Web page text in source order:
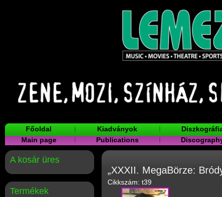
Főoldal Kiadványok
Main page
Publications
A kosár üres
Termékek
„XXXII. MegaBörze:
Cikkszám: t39